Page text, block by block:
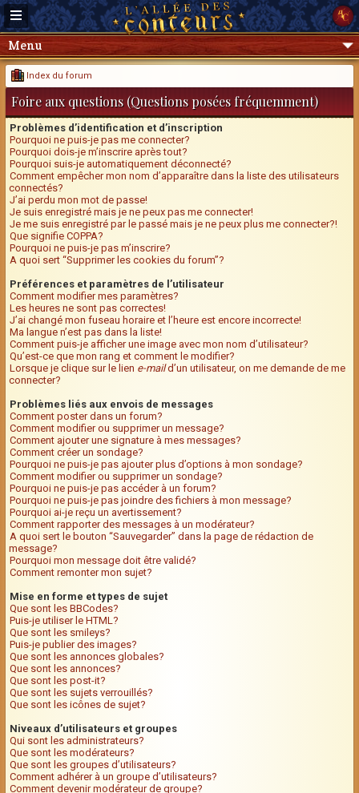
Menu
Index du forum
Foire aux questions (Questions posées fréquemment)
Problèmes d’identification et d’inscription
Pourquoi ne puis-je pas me connecter?
Pourquoi dois-je m’inscrire après tout?
Pourquoi suis-je automatiquement déconnecté?
Comment empêcher mon nom d’apparaître dans la liste des utilisateurs
connectés?
J’ai perdu mon mot de passe!
Je suis enregistré mais je ne peux pas me connecter!
Je me suis enregistré par le passé mais je ne peux plus me connecter?!
Que signifie COPPA?
Pourquoi ne puis-je pas m’inscrire?
A quoi sert “Supprimer les cookies du forum”?
Préférences et paramètres de l’utilisateur
Comment modifier mes paramètres?
Les heures ne sont pas correctes!
J’ai changé mon fuseau horaire et l’heure est encore incorrecte!
Ma langue n’est pas dans la liste!
Comment puis-je afficher une image avec mon nom d’utilisateur?
Qu’est-ce que mon rang et comment le modifier?
Lorsque je clique sur le lien e-maild’un utilisateur, on me demande de me
connecter?
Problèmes liés aux envois de messages
Comment poster dans un forum?
Comment modifier ou supprimer un message?
Comment ajouter une signature à mes messages?
Comment créer un sondage?
Pourquoi ne puis-je pas ajouter plus d’options à mon sondage?
Comment modifier ou supprimer un sondage?
Pourquoi ne puis-je pas accéder à un forum?
Pourquoi ne puis-je pas joindre des fichiers à mon message?
Pourquoi ai-je reçu un avertissement?
Comment rapporter des messages à un modérateur?
A quoi sert le bouton “Sauvegarder” dans la page de rédaction de
message?
Pourquoi mon message doit être validé?
Comment remonter mon sujet?
Mise en forme et types de sujet
Que sont les BBCodes?
Puis-je utiliser le HTML?
Que sont les smileys?
Puis-je publier des images?
Que sont les annonces globales?
Que sont les annonces?
Que sont les post-it?
Que sont les sujets verrouillés?
Que sont les icônes de sujet?
Niveaux d’utilisateurs et groupes
Qui sont les administrateurs?
Que sont les modérateurs?
Que sont les groupes d’utilisateurs?
Comment adhérer à un groupe d’utilisateurs?
Comment devenir modérateur de groupe?